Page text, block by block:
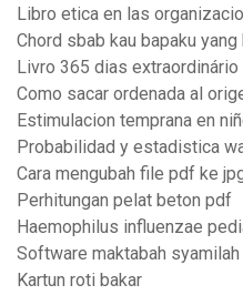
Libro etica en las
Chord sbab kau bapaku yang
Livro 365 dias
Como sacar ordenada al
Estimulacion temprana en
Probabilidad y estadistica
Cara mengubah file pdf ke
Perhitungan pelat beton pdf
Haemophilus influenzae
Software maktabah syamilah
Kartun roti bakar